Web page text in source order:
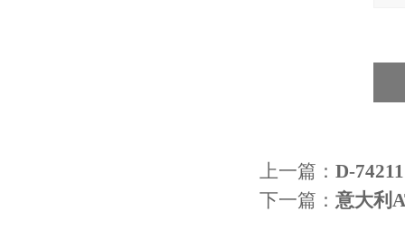
上一篇： D-
下一篇： 意大利